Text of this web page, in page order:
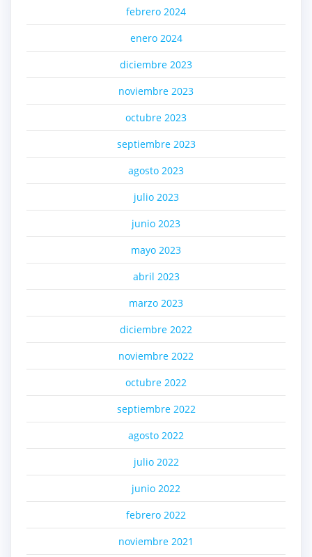
febrero 2024
enero 2024
diciembre 2023
noviembre 2023
octubre 2023
septiembre 2023
agosto 2023
julio 2023
junio 2023
mayo 2023
abril 2023
marzo 2023
diciembre 2022
noviembre 2022
octubre 2022
septiembre 2022
agosto 2022
julio 2022
junio 2022
febrero 2022
noviembre 2021